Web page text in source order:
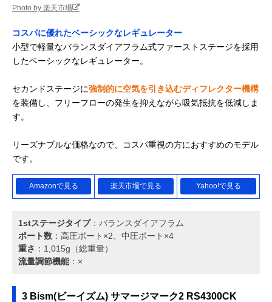
Photo by 楽天市場
コスパに優れたベーシックなレギュレーター
小型で軽量なバランスダイアフラム式ファーストステージを採用
したベーシックなレギュレーター。
セカンドステージに強制的に空気を引き込むディフレクター機構
を装備し、フリーフローの発生を抑えながら吸気抵抗を低減しま
す。
リーズナブルな価格なので、コスパ重視の方におすすめのモデル
です。
Amazonで見る 楽天市場で見る Yahoo!で見る
1stステージタイプ：バランスダイアフラム
ポート数 ：高圧ポート×2、中圧ポート×4
重さ ：1,015g（総重量）
流量調節機能：×
3 Bism(ビーイズム) サマージマーク2 RS4300CK